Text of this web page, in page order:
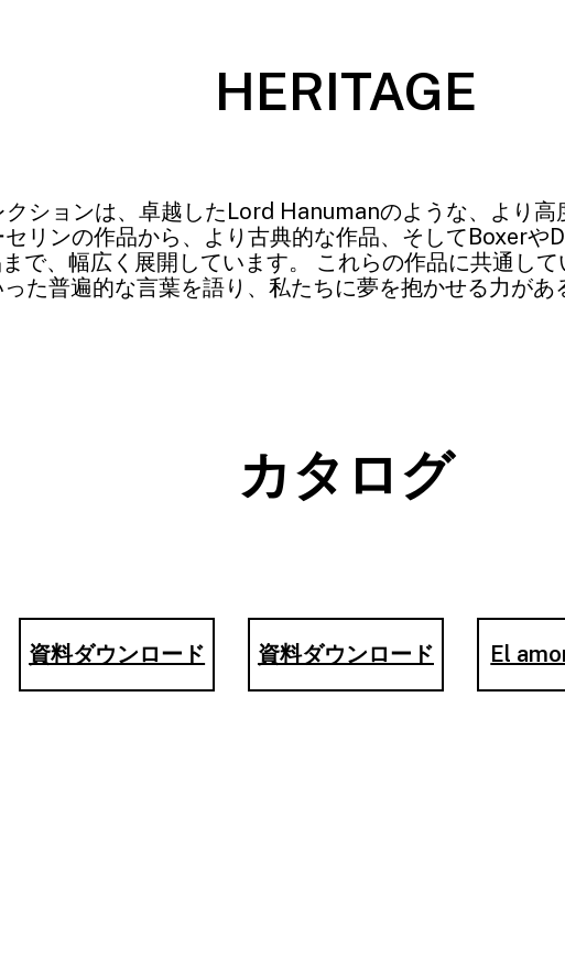
HERITAGE
ションは、卓越したLord Hanumanのような、より高
リンの作品から、より古典的な作品、そしてBoxerや
で、幅広く展開しています。 これらの作品に共通し
た普遍的な言葉を語り、私たちに夢を抱かせる力があ
カタログ
資料ダウンロード 資料ダウンロード El